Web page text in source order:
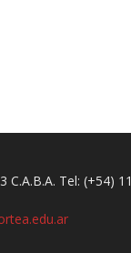
Tel: (+54) 11